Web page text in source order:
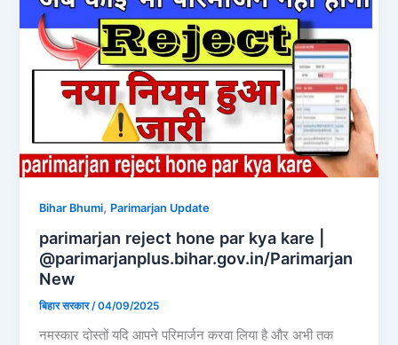
Bihar Bhumi, Parimarjan Update
parimarjan reject hone par kya kare |
@parimarjanplus.bihar.gov.in/Parimarjan
New
बिहार सरकार/04/09/2025
नमस्कार दोस्तों यदि आपने परिमार्जन करवा लिया है और अभी तक